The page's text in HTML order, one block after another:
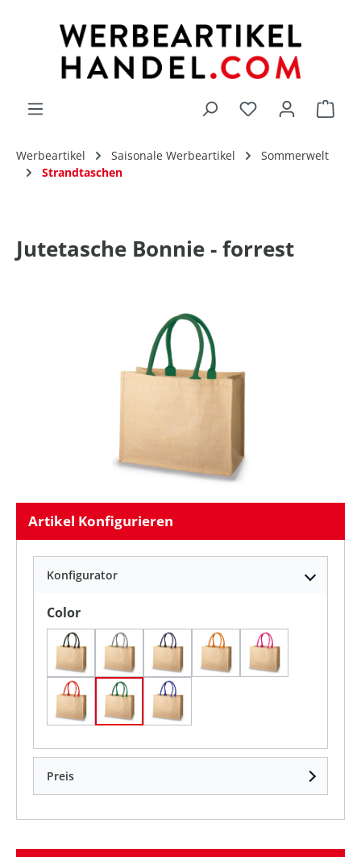
Du hast 0
Werbeartikel Saisonale Werbeartikel
Sommerwelt
Strandtaschen
Jutetasche Bonnie - forrest
Artikel Konfigurieren
Konfigurator
Colorauswählen
Black Grey Navy OrangePink
Red forrest royal
Preis